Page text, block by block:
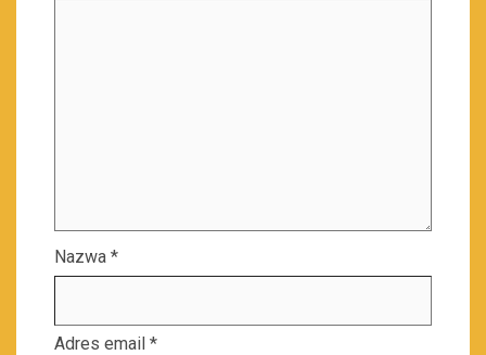
Nazwa *
Adres email *